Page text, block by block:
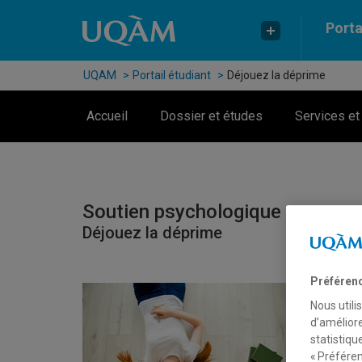
UQAM Portail étudiant Déjouez la déprime
Accueil Dossier et études Services
Soutien psychologique
Déjouez la déprime
Nous
«